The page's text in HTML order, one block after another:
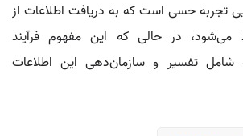
تجربه حسی است که به دریافت اطلاعات از
در حالی که این مفهوم فرآیند
تفسیر و سازمان‌دهی این اطلاعات